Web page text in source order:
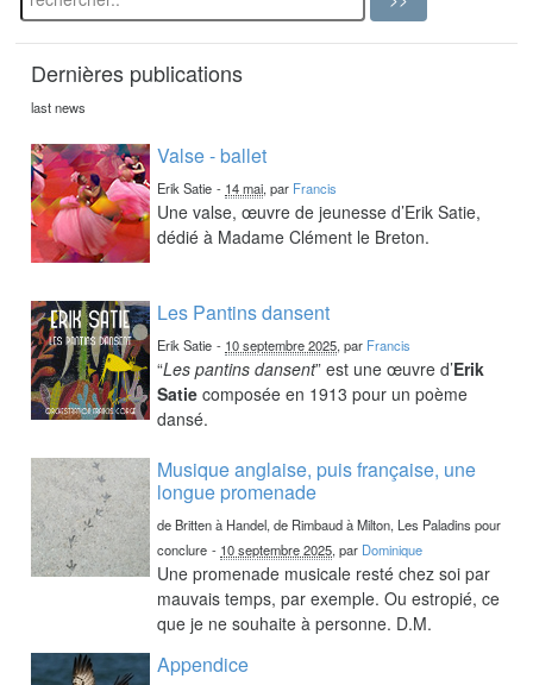
Dernières publications
last news
Valse - ballet
Erik Satie - 14 mai, par Francis
Une valse, œuvre de jeunesse d’Erik Satie,
dédié à Madame Clément le Breton.
Les Pantins dansent
Erik Satie - 10 septembre 2025, par Francis
“Les pantins dansent” est une œuvre d’Erik
Satie composée en 1913 pour un poème
dansé.
Musique anglaise, puis française, une
longue promenade
de Britten à Handel, de Rimbaud à Milton, Les Paladins pour
conclure - 10 septembre 2025, par Dominique
Une promenade musicale resté chez soi par
mauvais temps, par exemple. Ou estropié, ce
que je ne souhaite à personne. D.M.
Appendice